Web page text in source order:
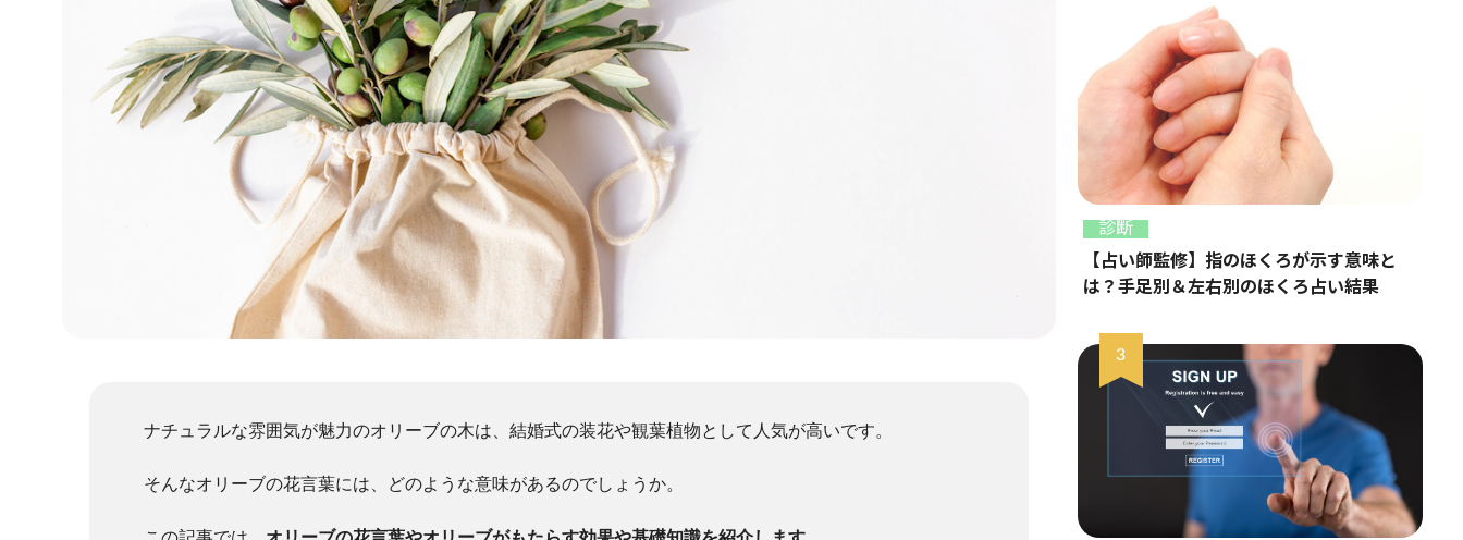
ナチュラルな雰囲気が魅力のオリーブの木は、結婚式の装花や観葉植物として人気が高いです。
そんなオリーブの花言葉には、どのような意味があるのでしょうか。
診断
【占い師監修】指のほくろが示す意味と
は？手足別＆左右別のほくろ占い結果